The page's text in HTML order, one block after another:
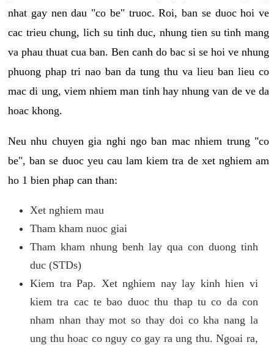
nhat gay nen dau "co be" truoc. Roi, ban se duoc hoi ve
cac trieu chung, lich su tinh duc, nhung tien su tinh mang
va phau thuat cua ban. Ben canh do bac si se hoi ve nhung
phuong phap tri nao ban da tung thu va lieu ban lieu co
mac di ung, viem nhiem man tinh hay nhung van de ve da
hoac khong.
Neu nhu chuyen gia nghi ngo ban mac nhiem trung "co
be", ban se duoc yeu cau lam kiem tra de xet nghiem am
ho 1 bien phap can than:
Xet nghiem mau
Tham kham nuoc giai
Tham kham nhung benh lay qua con duong tinh
duc (STDs)
Kiem tra Pap. Xet nghiem nay lay kinh hien vi
kiem tra cac te bao duoc thu thap tu co da con
nham nhan thay mot so thay doi co kha nang la
ung thu hoac co nguy co gay ra ung thu. Ngoai ra,